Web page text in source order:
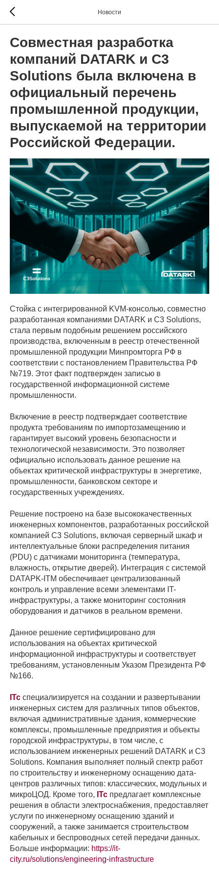
Новости
Совместная разработка
компаний DATARK и C3
Solutions была включена в
официальный перечень
промышленной продукции,
выпускаемой на территории
Российской Федерации.
Стойка с интегрированной KVM-консолью, совместно
разработанная компаниями DATARK и C3 Solutions,
стала первым подобным решением российского
производства, включенным в реестр отечественной
промышленной продукции Минпромторга РФ в
соответствии с постановлением Правительства РФ
№719. Этот факт подтвержден записью в
государственной информационной системе
промышленности.
Включение в реестр подтверждает соответствие
продукта требованиям по импортозамещению и
гарантирует высокий уровень безопасности и
технологической независимости. Это позволяет
официально использовать данное решение на
объектах критической инфраструктуры в энергетике,
промышленности, банковском секторе и
государственных учреждениях.
Решение построено на базе высококачественных
инженерных компонентов, разработанных российской
компанией C3 Solutions, включая серверный шкаф и
интеллектуальные блоки распределения питания
(PDU) с датчиками мониторинга (температура,
влажность, открытие дверей). Интеграция с системой
DATAPK-ITM обеспечивает централизованный
контроль и управление всеми элементами IT-
инфраструктуры, а также мониторинг состояния
оборудования и датчиков в реальном времени.
Данное решение сертифицировано для
использования на объектах критической
информационной инфраструктуры и соответствует
требованиям, установленным Указом Президента РФ
№166.
ITc специализируется на создании и развертывании
инженерных систем для различных типов объектов,
включая административные здания, коммерческие
комплексы, промышленные предприятия и объекты
городской инфраструктуры, в том числе, с
использованием инженерных решений DATARK и C3
Solutions. Компания выполняет полный спектр работ
по строительству и инженерному оснащению дата-
центров различных типов: классических, модульных и
микроЦОД. Кроме того, ITc предлагает комплексные
решения в области электроснабжения, предоставляет
услуги по инженерному оснащению зданий и
сооружений, а также занимается строительством
кабельных и беспроводных сетей передачи данных.
Больше информации: https://it-
city.ru/solutions/engineering-infrastructure